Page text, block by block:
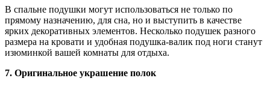
В спальне подушки могут использоваться не только по
прямому назначению, для сна, но и выступить в качестве
ярких декоративных элементов. Несколько подушек разного
размера на кровати и удобная подушка-валик под ноги станут
изюминкой вашей комнаты для отдыха.
7. Оригинальное украшение полок